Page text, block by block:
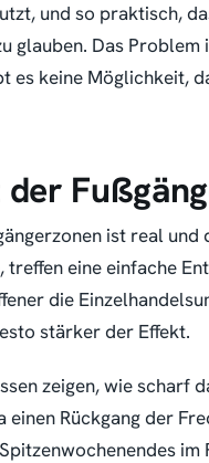
und so praktisch,
glauben. Das Problem
es keine Möglichkeit,
ist real
eine einfache
die
stärker der Effekt.
zeigen, wie scharf
Rückgang der